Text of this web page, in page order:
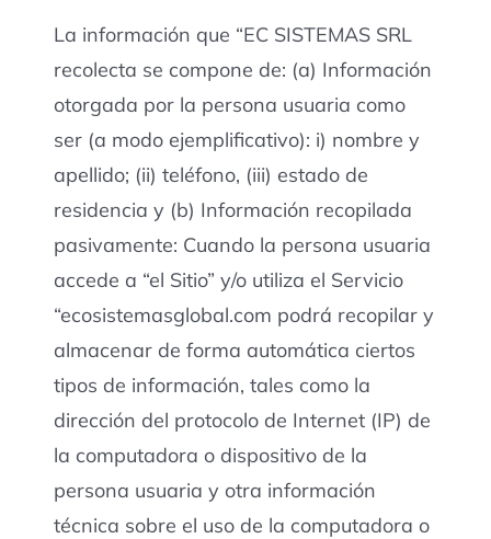
La información que “EC SISTEMAS SRL
recolecta se compone de: (a) Información
otorgada por la persona usuaria como
ser (a modo ejemplificativo): i) nombre y
apellido; (ii) teléfono, (iii) estado de
residencia y (b) Información recopilada
pasivamente: Cuando la persona usuaria
accede a “el Sitio” y/o utiliza el Servicio
“ecosistemasglobal.com podrá recopilar y
almacenar de forma automática ciertos
tipos de información, tales como la
dirección del protocolo de Internet (IP) de
la computadora o dispositivo de la
persona usuaria y otra información
técnica sobre el uso de la computadora o